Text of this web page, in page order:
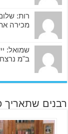
רות:
מכירה
שמואל:
ב"מ
רבנים שתאריך